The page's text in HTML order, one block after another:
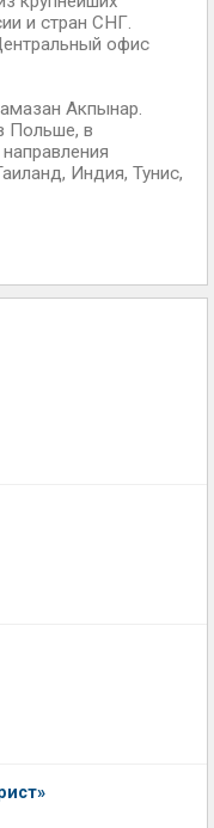
и стран СНГ.
офис
Акпынар.
Польше, в
Индия, Тунис,